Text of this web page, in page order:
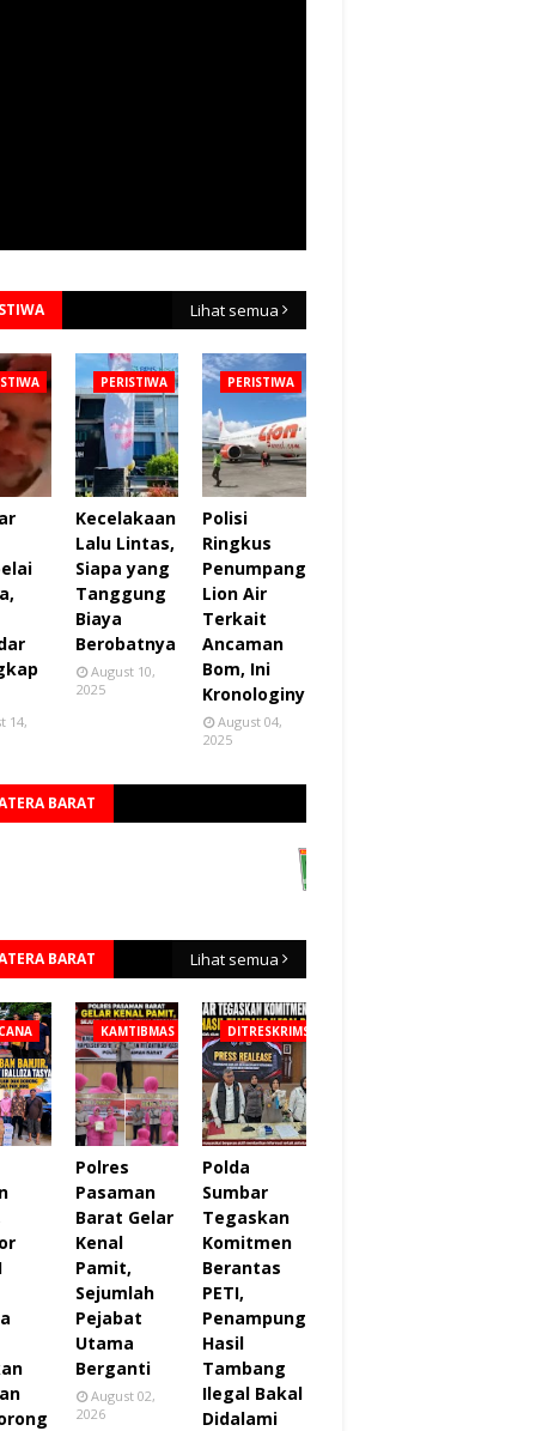
Lihat semua
14,
PERISTIWA
Kecelakaan
Lalu Lintas,
Siapa yang
Tanggung
Biaya
Berobatnya
August 10,
2025
PERISTIWA
Polisi
Ringkus
Penumpang
Lion Air
Terkait
Ancaman
Bom, Ini
Kronologinya
August 04,
2025
BARAT
BARAT Lihat semua
KAMTIBMAS
Polres
Pasaman
Barat Gelar
Kenal
Pamit,
Sejumlah
Pejabat
Utama
Berganti
August 02,
2026
DITRESKRIMSUS
Polda
Sumbar
Tegaskan
Komitmen
Berantas
PETI,
Penampung
Hasil
Tambang
Ilegal Bakal
Didalami